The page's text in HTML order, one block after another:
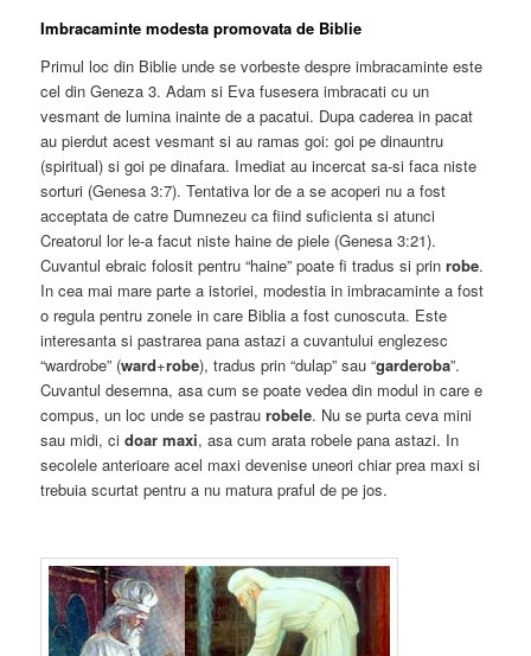
Imbracaminte modesta promovata de Biblie
Primul loc din Biblie unde se vorbeste despre imbracaminte este
cel din Geneza 3. Adam si Eva fusesera imbracati cu un
vesmant de lumina inainte de a pacatui. Dupa caderea in pacat
au pierdut acest vesmant si au ramas goi: goi pe dinauntru
(spiritual) si goi pe dinafara. Imediat au incercat sa-si faca niste
sorturi (Genesa 3:7). Tentativa lor de a se acoperi nu a fost
acceptata de catre Dumnezeu ca fiind suficienta si atunci
Creatorul lor le-a facut niste haine de piele (Genesa 3:21).
Cuvantul ebraic folosit pentru “haine” poate fi tradus si prinrobe.
In cea mai mare parte a istoriei, modestia in imbracaminte a fost
o regula pentru zonele in care Biblia a fost cunoscuta. Este
interesanta si pastrarea pana astazi a cuvantului englezesc
“wardrobe” (ward+robe), tradus prin “dulap” sau “garderoba”.
Cuvantul desemna, asa cum se poate vedea din modul in care e
compus, un loc unde se pastraurobele. Nu se purta ceva mini
sau midi, cidoar maxi, asa cum arata robele pana astazi. In
secolele anterioare acel maxi devenise uneori chiar prea maxi si
trebuia scurtat pentru a nu matura praful de pe jos.